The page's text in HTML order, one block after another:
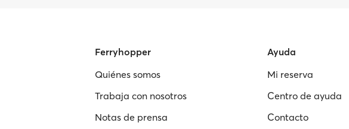
Ferryhopper
Quiénes somos
Trabaja con nosotros
Notas de prensa
Ayuda
Mi reserva
Centro de ayuda
Contacto